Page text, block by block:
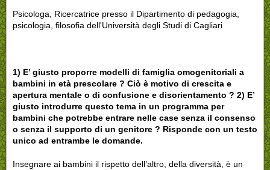
Psicologa, Ricercatrice presso il Dipartimento di pedagogia,
psicologia, filosofia dell'Università degli Studi di Cagliari
1) E’ giusto proporre modelli di famiglia omogenitoriali a
bambini in età prescolare ? Ciò è motivo di crescita e
apertura mentale o di confusione e disorientamento ? 2) E’
giusto introdurre questo tema in un programma per
bambini che potrebbe entrare nelle case senza il consenso
o senza il supporto di un genitore ? Risponde con un testo
unico ad entrambe le domande.
Insegnare ai bambini il rispetto dell’altro, della diversità, è un